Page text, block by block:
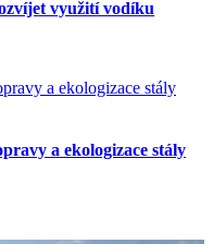
využití vodíku
a ekologizace stály